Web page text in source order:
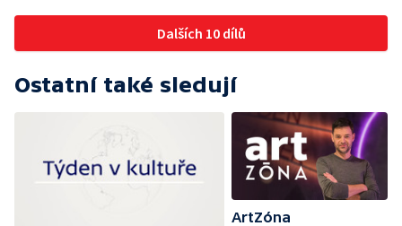
Dalších 10 dílů
Ostatní také sledují
ArtZóna